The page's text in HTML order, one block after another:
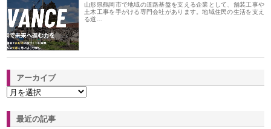
山形県鶴岡市で地域の道路基盤を支える企業として、舗装工事や
土木工事を手がける専門会社があります。地域住民の生活を支え
る道…
アーカイブ
最近の記事